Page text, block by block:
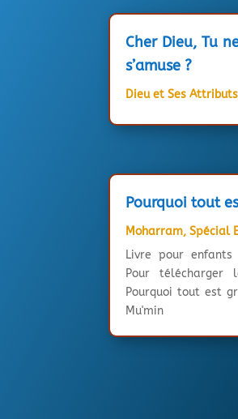
Cher Dieu, Tu
s’amuse ?
Dieu et Ses Attributs
Pourquoi tout
Moharram,Spécial
Livre pour
Pour télécharger
Pourquoi tout est
Mu'min